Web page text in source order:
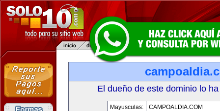
El dueño de este dominio lo
Mayusculas:
CAMPOALDIA.COM